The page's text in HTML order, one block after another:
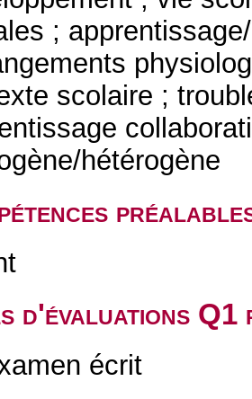
;
scolaire ;
hétérogène
d'évaluations
écrit